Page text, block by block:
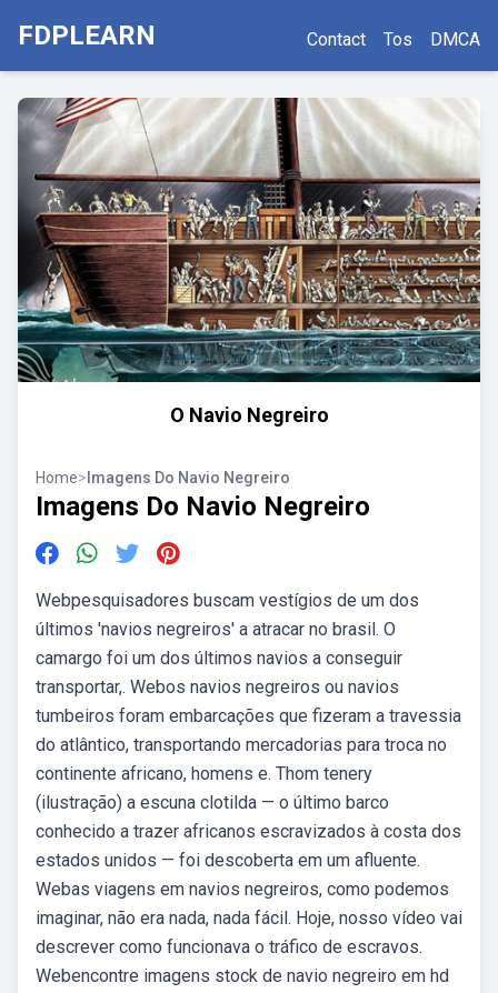
FDPLEARN Contact Tos DMCA
O Navio Negreiro
Home> Imagens Do Navio Negreiro
Imagens Do Navio Negreiro
Webpesquisadores buscam vestígios de um dos
últimos 'navios negreiros' a atracar no brasil. O
camargo foi um dos últimos navios a conseguir
transportar,. Webos navios negreiros ou navios
tumbeiros foram embarcações que fizeram a travessia
do atlântico, transportando mercadorias para troca no
continente africano, homens e. Thom tenery
(ilustração) a escuna clotilda — o último barco
conhecido a trazer africanos escravizados à costa dos
estados unidos — foi descoberta em um afluente.
Webas viagens em navios negreiros, como podemos
imaginar, não era nada, nada fácil. Hoje, nosso vídeo vai
descrever como funcionava o tráfico de escravos.
Webencontre imagens stock de navio negreiro em hd